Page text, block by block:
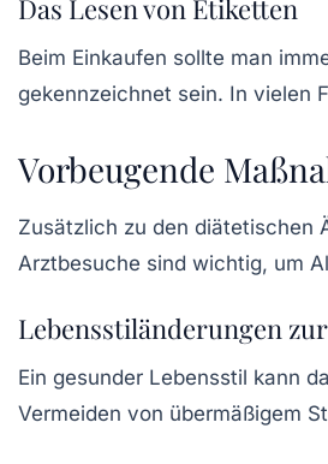
Das Lesen von Etiketten
Beim Einkaufen sollte man
gekennzeichnet sein. In vielen
Vorbeugende
Zusätzlich zu den diätetischen
Arztbesuche sind wichtig, um
Lebensstiländerungen
Ein gesunder Lebensstil kann
Vermeiden von übermäßigem